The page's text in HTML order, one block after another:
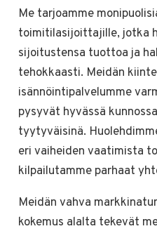
Me tarjoamme
toimitilasijoittajille, jotka
sijoitustensa tuottoa ja
tehokkaasti. Meidän
isännöintipalvelumme
pysyvät hyvässä
tyytyväisinä.
eri vaiheiden vaatimista
kilpailutamme parhaat
Meidän vahva
kokemus alalta tekevät